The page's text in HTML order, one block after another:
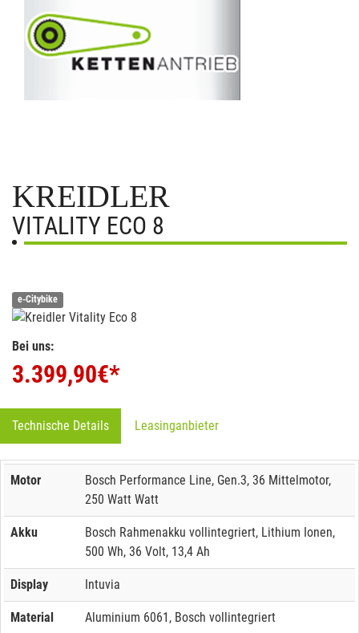
KREIDLER
VITALITY ECO 8
e-Citybike
Bei uns:
3.399,90€*
Technische Details Leasinganbieter
Motor
Bosch Performance Line, Gen.3, 36 Mittelmotor,
250 Watt Watt
Akku
Bosch Rahmenakku vollintegriert, Lithium Ionen,
500 Wh, 36 Volt, 13,4 Ah
Display Intuvia
Material Aluminium 6061, Bosch vollintegriert